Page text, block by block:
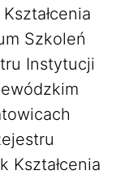
Szkoleń
Instytucji
Kształcenia